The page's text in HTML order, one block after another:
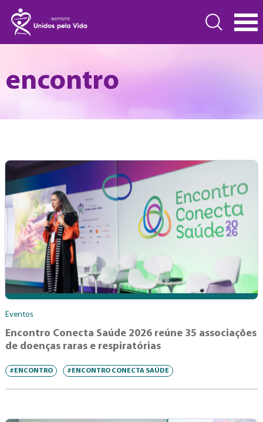
encontro
Eventos
Encontro Conecta Saúde 2026 reúne 35 associações
de doenças raras e respiratórias
#ENCONTRO #ENCONTRO CONECTA SAÚDE